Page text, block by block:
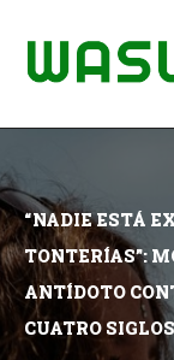
“NADIE ESTÁ
TONTERÍAS”:
ANTÍDOTO
CUATRO SIGLOS